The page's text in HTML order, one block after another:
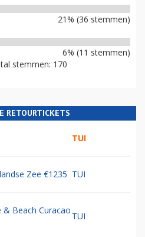
21% (36 stemmen)
6% (11 stemmen)
stemmen: 170
RETOURTICKETS
TUI
Zee €1235 TUI
& Beach Curacao
TUI